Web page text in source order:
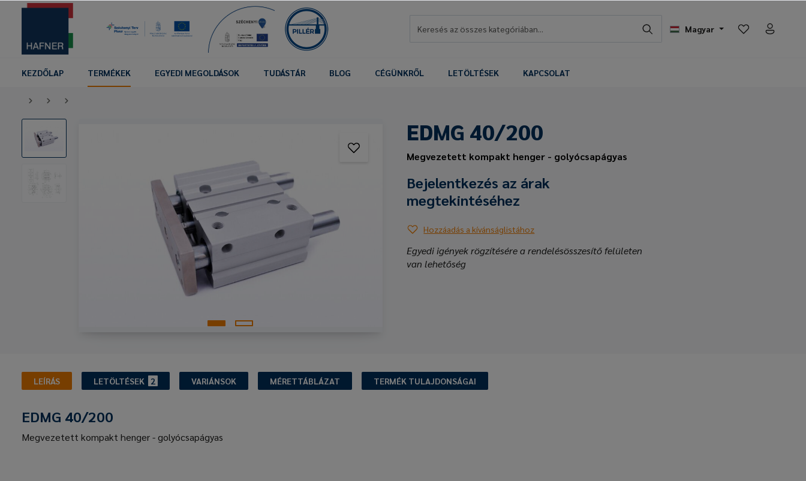
Magyar
KEZDŐLAP TERMÉKEK EGYEDI MEGOLDÁSOK TUDÁSTÁR BLOG CÉGÜNKRŐL LETÖLTÉSEK KAPCSOLAT
EDMG 40/200
Megvezetett kompakt henger - golyócsapágyas
Bejelentkezés az árak
megtekintéséhez
Hozzáadás a kívánságlistához
Egyedi igények rögzítésére a rendelésösszesítő felületen
van lehetőség
LEÍRÁS LETÖLTÉSEK 2 VARIÁNSOK MÉRETTÁBLÁZAT TERMÉK TULAJDONSÁGAI
EDMG 40/200
Megvezetett kompakt henger - golyócsapágyas